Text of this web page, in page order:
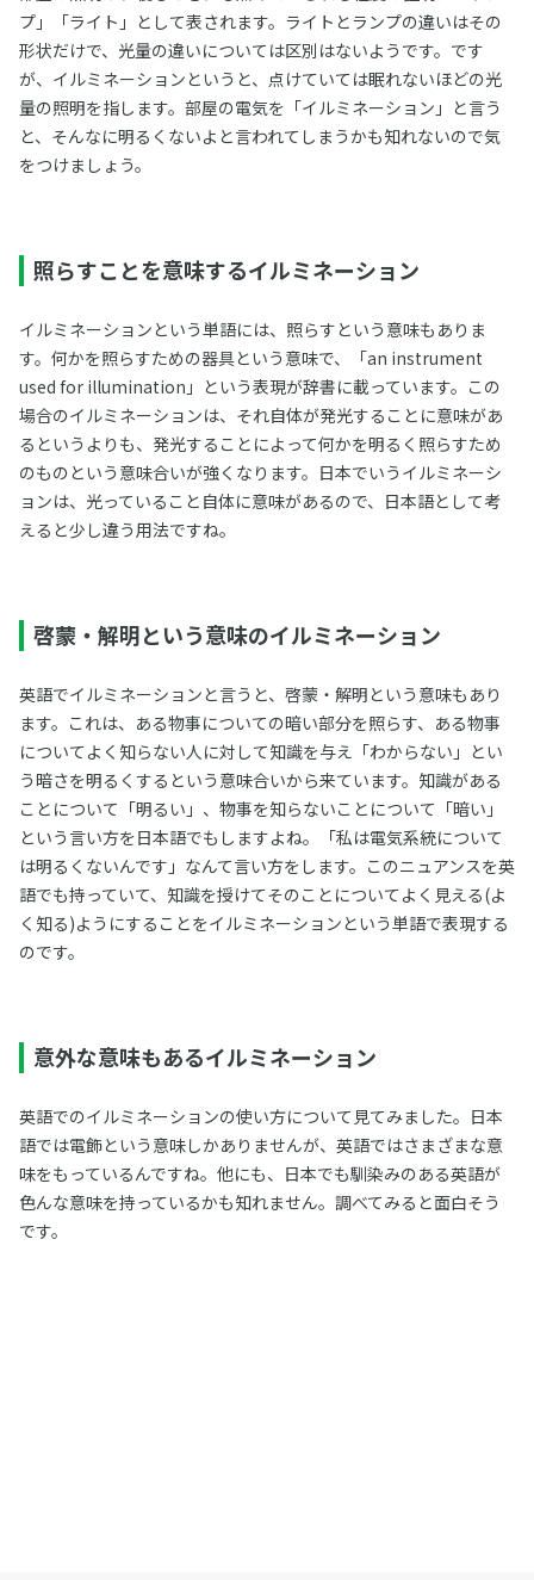
プ」「ライト」として表されます。ライトとランプの違いはその
形状だけで、光量の違いについては区別はないようです。です
が、イルミネーションというと、点けていては眠れないほどの光
量の照明を指します。部屋の電気を「イルミネーション」と言う
と、そんなに明るくないよと言われてしまうかも知れないので気
をつけましょう。
照らすことを意味するイルミネーション
イルミネーションという単語には、照らすという意味もありま
す。何かを照らすための器具という意味で、「an instrument
used for illumination」という表現が辞書に載っています。この
場合のイルミネーションは、それ自体が発光することに意味があ
るというよりも、発光することによって何かを明るく照らすため
のものという意味合いが強くなります。日本でいうイルミネーシ
ョンは、光っていること自体に意味があるので、日本語として考
えると少し違う用法ですね。
啓蒙・解明という意味のイルミネーション
英語でイルミネーションと言うと、啓蒙・解明という意味もあり
ます。これは、ある物事についての暗い部分を照らす、ある物事
についてよく知らない人に対して知識を与え「わからない」とい
う暗さを明るくするという意味合いから来ています。知識がある
ことについて「明るい」、物事を知らないことについて「暗い」
という言い方を日本語でもしますよね。「私は電気系統について
は明るくないんです」なんて言い方をします。このニュアンスを英
語でも持っていて、知識を授けてそのことについてよく見える(よ
く知る)ようにすることをイルミネーションという単語で表現する
のです。
意外な意味もあるイルミネーション
英語でのイルミネーションの使い方について見てみました。日本
語では電飾という意味しかありませんが、英語ではさまざまな意
味をもっているんですね。他にも、日本でも馴染みのある英語が
色んな意味を持っているかも知れません。調べてみると面白そう
です。